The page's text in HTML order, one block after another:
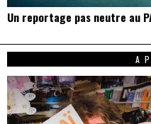
Un reportage pas neutre au
A